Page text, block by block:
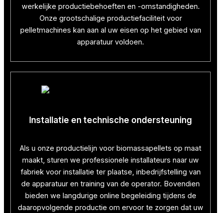
werkelijke productiebehoeften en -omstandigheden.
Onze grootschalige productiefaciliteit voor
pelletmachines kan aan al uw eisen op het gebied van
apparatuur voldoen.
Installatie en technische ondersteuning
Als u onze productielijn voor biomassapellets op maat
maakt, sturen we professionele installateurs naar uw
fabriek voor installatie ter plaatse, inbedrijfstelling van
de apparatuur en training van de operator. Bovendien
bieden we langdurige online begeleiding tijdens de
daaropvolgende productie om ervoor te zorgen dat uw